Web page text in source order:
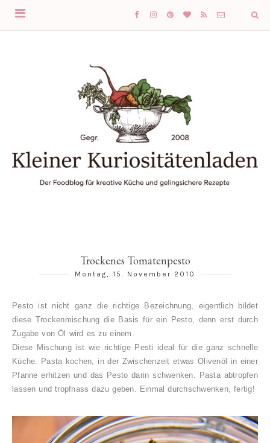
Trockenes Tomatenpesto
Montag, 15. November 2010
Pesto ist nicht ganz die richtige Bezeichnung, eigentlich bildet
diese Trockenmischung die Basis für ein Pesto, denn erst durch
Zugabe von Öl wird es zu einem.
Diese Mischung ist wie richtige Pesti ideal für die ganz schnelle
Küche. Pasta kochen, in der Zwischenzeit etwas Olivenöl in einer
Pfanne erhitzen und das Pesto darin schwenken. Pasta abtropfen
lassen und tropfnass dazu geben. Einmal durchschwenken, fertig!